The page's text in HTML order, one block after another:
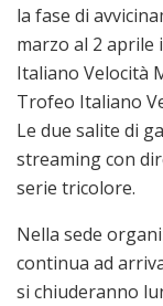
la fase di
marzo al 2 aprile
Italiano Velocità
Trofeo Italiano
Le due salite di
streaming con
serie tricolore.
Nella sede
continua ad
si chiuderanno